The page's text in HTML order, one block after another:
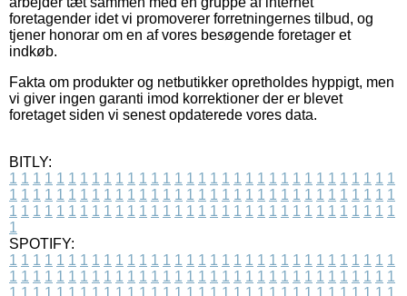
foretagender idet vi promoverer forretningernes tilbud, og
tjener honorar om en af vores besøgende foretager et
indkøb.
Fakta om produkter og netbutikker opretholdes hyppigt, men
vi giver ingen garanti imod korrektioner der er blevet
foretaget siden vi senest opdaterede vores data.
BITLY:
1 1 1 1 1 1 1 1 1 1 1 1 1 1 1 1 1 1 1 1 1 1 1 1 1 1 1 1 1 1 1 1 1
1 1 1 1 1 1 1 1 1 1 1 1 1 1 1 1 1 1 1 1 1 1 1 1 1 1 1 1 1 1 1 1 1
1 1 1 1 1 1 1 1 1 1 1 1 1 1 1 1 1 1 1 1 1 1 1 1 1 1 1 1 1 1 1 1 1
1
SPOTIFY:
1 1 1 1 1 1 1 1 1 1 1 1 1 1 1 1 1 1 1 1 1 1 1 1 1 1 1 1 1 1 1 1 1
1 1 1 1 1 1 1 1 1 1 1 1 1 1 1 1 1 1 1 1 1 1 1 1 1 1 1 1 1 1 1 1 1
1 1 1 1 1 1 1 1 1 1 1 1 1 1 1 1 1 1 1 1 1 1 1 1 1 1 1 1 1 1 1 1 1